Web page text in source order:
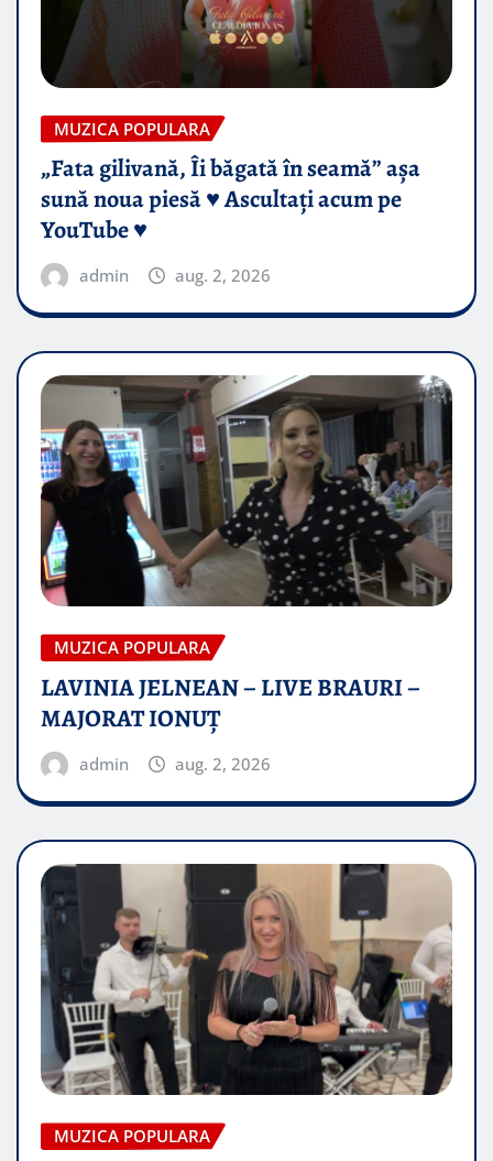
MUZICA POPULARA
„Fata gilivană, Îi băgată în seamă” așa
sună noua piesă ♥️ Ascultați acum pe
YouTube ♥️
admin aug. 2, 2026
MUZICA POPULARA
LAVINIA JELNEAN – LIVE BRAURI –
MAJORAT IONUŢ
admin aug. 2, 2026
MUZICA POPULARA